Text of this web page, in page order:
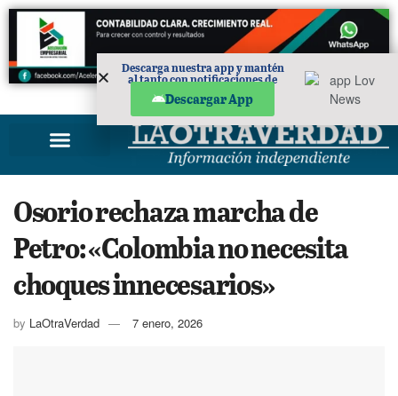
PUBLICIDAD
Osorio rechaza marcha de
Petro: «Colombia no necesita
choques innecesarios»
by LaOtraVerdad 7 enero, 2026
Descarga nuestra app y mantén
al tanto con notificaciones de
noticias en tu móvil.
Descargar App